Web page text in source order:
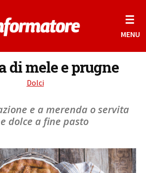
☰
MENU
di mele e prugne
Dolci
e a merenda o servita
dolce a fine pasto